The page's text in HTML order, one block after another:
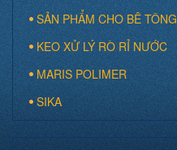
SẢN PHẨM CHO BÊ TÔNG
KEO XỬ LÝ RÒ RỈ NƯỚC
MARIS POLIMER
SIKA